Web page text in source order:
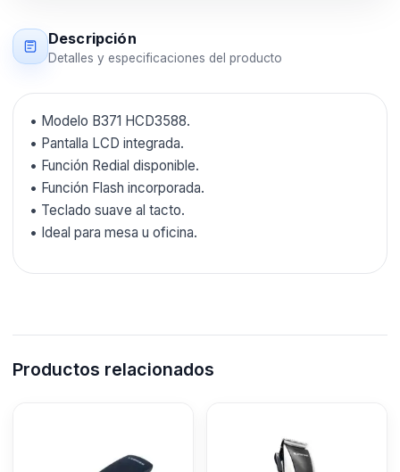
Descripción
Detalles y especificaciones del producto
• Modelo B371 HCD3588.
• Pantalla LCD integrada.
• Función Redial disponible.
• Función Flash incorporada.
• Teclado suave al tacto.
• Ideal para mesa u oficina.
Productos relacionados